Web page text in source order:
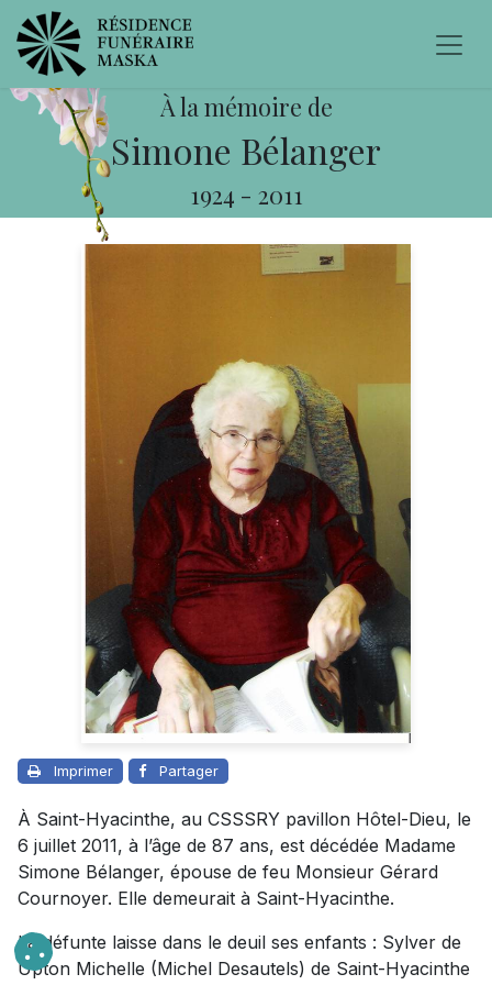
À la mémoire de
Simone Bélanger
1924 - 2011
Imprimer Partager
À Saint-Hyacinthe, au CSSSRY pavillon Hôtel-Dieu, le
6 juillet 2011, à l’âge de 87 ans, est décédée Madame
Simone Bélanger, épouse de feu Monsieur Gérard
Cournoyer. Elle demeurait à Saint-Hyacinthe.
La défunte laisse dans le deuil ses enfants : Sylver de
Upton Michelle (Michel Desautels) de Saint-Hyacinthe